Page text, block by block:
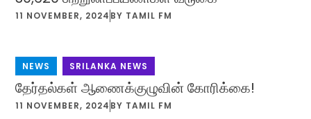
11 NOVEMBER, 2024 BY TAMIL FM
NEWS SRILANKA NEWS
தேர்தல்கள் ஆணைக்குழுவின் கோரிக்கை!
11 NOVEMBER, 2024 BY TAMIL FM